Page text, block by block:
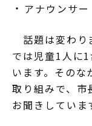
アナウンサー
話題は変わり
では児童1人に
います。その
取り組みで、市
お聞きしていま